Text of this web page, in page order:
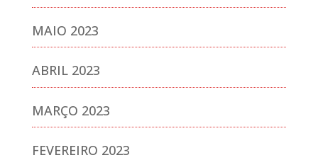
MAIO 2023
ABRIL 2023
MARÇO 2023
FEVEREIRO 2023